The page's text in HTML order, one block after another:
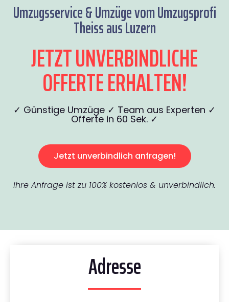
Umzugsservice & Umzüge vom Umzugsprofi
Theiss aus Luzern
JETZT UNVERBINDLICHE
OFFERTE ERHALTEN!
✓ Günstige Umzüge ✓ Team aus Experten ✓
Offerte in 60 Sek. ✓
Jetzt unverbindlich anfragen!
Ihre Anfrage ist zu 100% kostenlos & unverbindlich.
Adresse